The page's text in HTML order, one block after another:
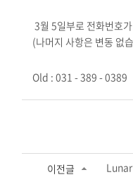
3월 5일부로 전화번호
(나머지 사항은 변동 없
Old : 031 - 389 -
이전글